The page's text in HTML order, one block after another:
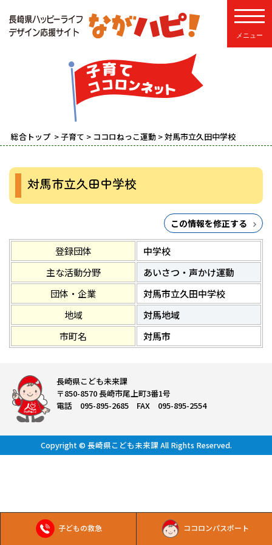
子どもの救急 ココロンパスポート
総合トップ >子育て > ココロねっこ運動 > 対馬市立久田中学校
対馬市立久田中学校
この情報を修正する
登録団体
中学校
主な活動分野
あいさつ・声かけ運動
団体・企業
対馬市立久田中学校
地域
対馬地域
市町名
対馬市
長崎県こども未来課
〒850-8570 長崎市尾上町3番1号
電話 095-895-2685 FAX 095-895-2554
Copyright © 長崎県こども未来課 All Rights Reserved.